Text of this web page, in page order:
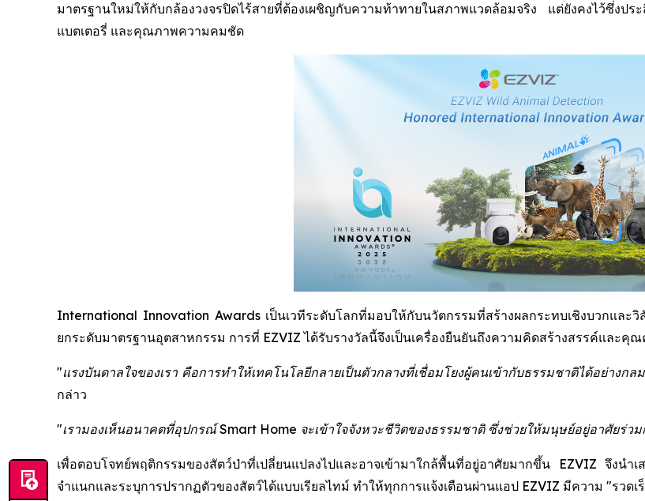
มาตรฐานใหม่ให้กับกล้องวงจรปิดไร้สายที่ต้องเผชิญกับความท้าทายในสภาพแวดล้อมจริง แต่ยังคงไว้ซึ่
แบตเตอรี่ และคุณภาพความคมชัด
International Innovation Awards เป็นเวทีระดับโลกที่มอบให้กับนวัตกรรมที่สร้างผลกระทบเชิงบวกแล
ยกระดับมาตรฐานอุตสาหกรรม การที่ EZVIZ ได้รับรางวัลนี้จึงเป็นเครื่องยืนยันถึงความคิดสร้างสรรค์และคุ
"แรงบันดาลใจของเรา คือการทำให้เทคโนโลยีกลายเป็นตัวกลางที่เชื่อมโยงผู้คนเข้ากับธรรมชาติได้อย่างกล
กล่าว
"เรามองเห็นอนาคตที่อุปกรณ์ Smart Home จะเข้าใจจังหวะชีวิตของธรรมชาติ ซึ่งช่วยให้มนุษย์อยู่อาศัยร่ว
เพื่อตอบโจทย์พฤติกรรมของสัตว์ป่าที่เปลี่ยนแปลงไปและอาจเข้ามาใกล้พื้นที่อยู่อาศัยมากขึ้น EZVIZ จึง
จำแนกและระบุการปรากฏตัวของสัตว์ได้แบบเรียลไทม์ ทำให้ทุกการแจ้งเตือนผ่านแอป EZVIZ มีความ "รว